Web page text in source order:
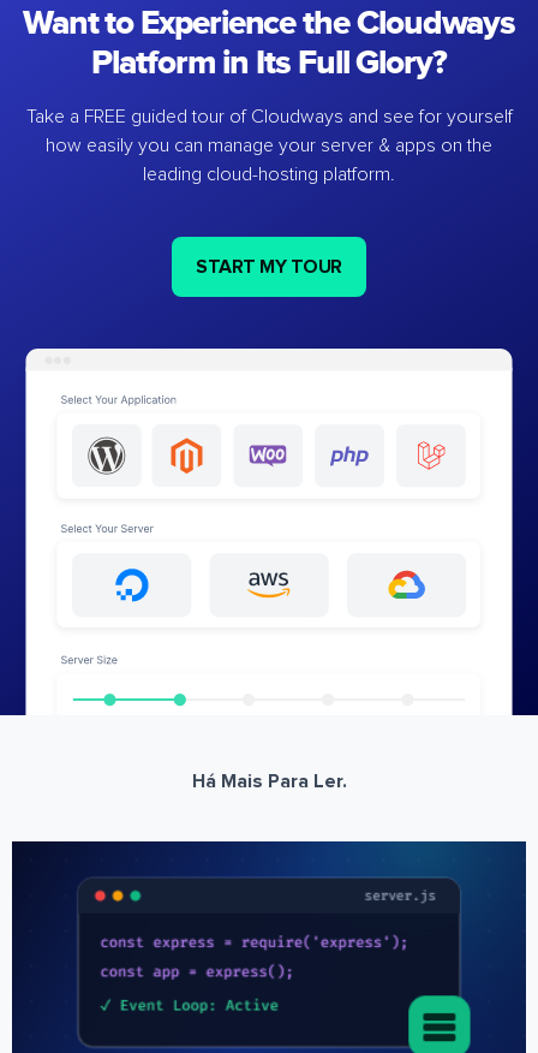
Want to Experience the Cloudways
Platform in Its Full Glory?
Take a FREE guided tour of Cloudways and see for yourself
how easily you can manage your server & apps on the
leading cloud-hosting platform.
START MY TOUR
Há Mais Para Ler.